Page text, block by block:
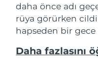
daha önce adı
rüya görürken
hapseden bir gece
Daha fazlasını